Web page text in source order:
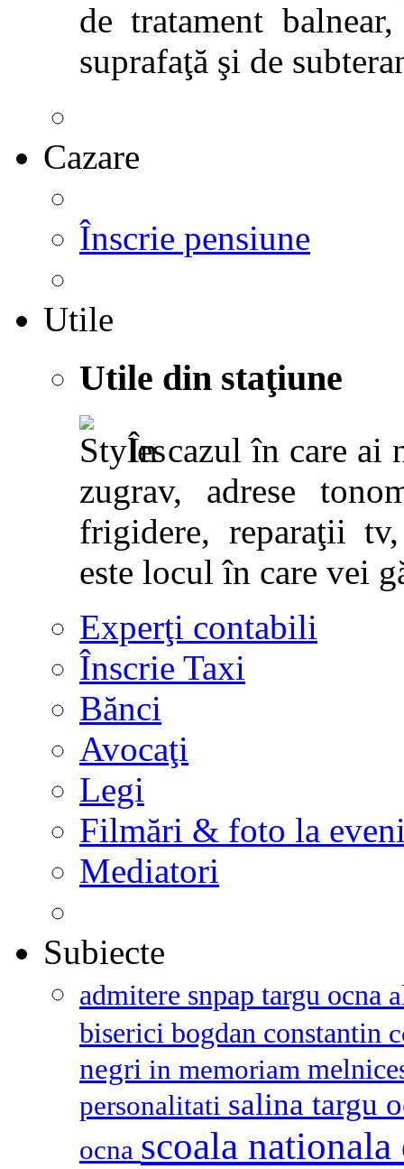
de tratament
suprafaţă şi de
Cazare
Înscrie pensiune
Utile
Utile din staţiune
În cazul în care ai
zugrav, adrese
frigidere, reparaţii
este locul în care vei
Experţi contabili
Înscrie Taxi
Bănci
Avocaţi
Legi
Filmări & foto la
Mediatori
Subiecte
admitere snpap targu ocna
biserici bogdan constantin
negri in memoriam
personalitati salina targu
ocna scoala